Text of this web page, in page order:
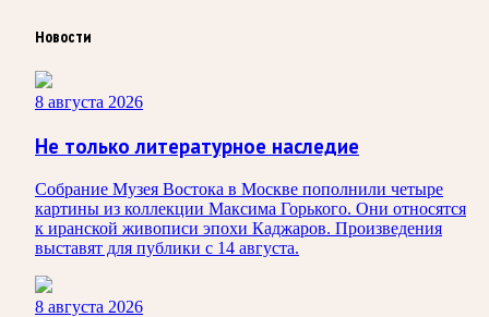
Новости
8 августа 2026
Не только литературное наследие
Собрание Музея Востока в Москве пополнили четыре
картины из коллекции Максима Горького. Они относятся
к иранской живописи эпохи Каджаров. Произведения
выставят для публики с 14 августа.
8 августа 2026